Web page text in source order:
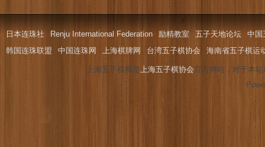
日本连珠社 Renju International Federation 励精教室 五子天地论坛
中国
韩国连珠联盟
中国连珠网 上海棋牌网 台湾五子棋协会 海南省五子棋运
上海五子棋网是上海五子棋协会官方网站，对于本